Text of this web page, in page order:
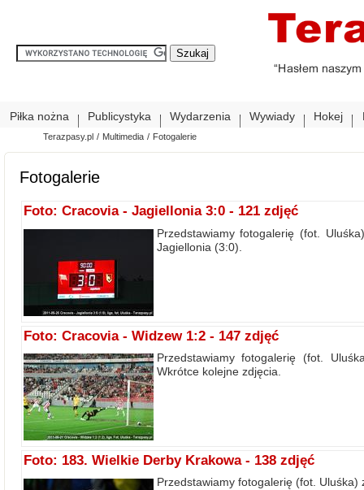
Piłka nożna Publicystyka Wydarzenia Wywiady Hokej
Terazpasy.pl / Multimedia / Fotogalerie
Fotogalerie
Foto: Cracovia - Jagiellonia 3:0 - 121 zdjęć
Przedstawiamy fotogalerię (fot.
Jagiellonia (3:0).
Foto: Cracovia - Widzew 1:2 - 147 zdjęć
Przedstawiamy fotogalerię (fot.
Wkrótce kolejne zdjęcia.
Foto: 183. Wielkie Derby Krakowa - 138 zdjęć
Przedstawiamy fotogalerię (fot.